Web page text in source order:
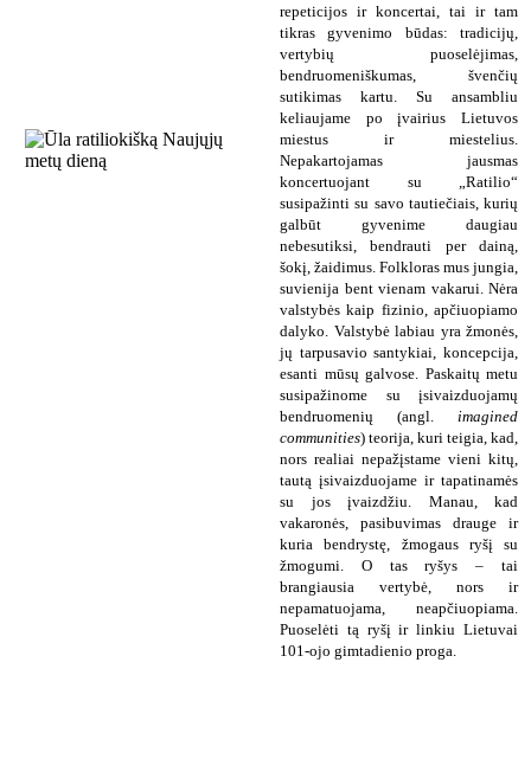
repeticijos ir koncertai, tai ir tam
tikras gyvenimo būdas: tradicijų,
vertybių puoselėjimas,
bendruomeniškumas, švenčių
sutikimas kartu. Su ansambliu
keliaujame po įvairius Lietuvos
miestus ir miestelius.
Nepakartojamas jausmas
koncertuojant su „Ratilio“
susipažinti su savo tautiečiais, kurių
galbūt gyvenime daugiau
nebesutiksi, bendrauti per dainą,
šokį, žaidimus. Folkloras mus jungia,
suvienija bent vienam vakarui. Nėra
valstybės kaip fizinio, apčiuopiamo
dalyko. Valstybė labiau yra žmonės,
jų tarpusavio santykiai, koncepcija,
esanti mūsų galvose. Paskaitų metu
susipažinome su įsivaizduojamų
bendruomenių (angl. imagined
communities) teorija, kuri teigia, kad,
nors realiai nepažįstame vieni kitų,
tautą įsivaizduojame ir tapatinamės
su jos įvaizdžiu. Manau, kad
vakaronės, pasibuvimas drauge ir
kuria bendrystę, žmogaus ryšį su
žmogumi. O tas ryšys – tai
brangiausia vertybė, nors ir
nepamatuojama, neapčiuopiama.
Puoselėti tą ryšį ir linkiu Lietuvai
101-ojo gimtadienio proga.